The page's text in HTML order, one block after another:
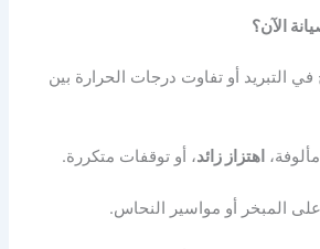
الآن؟
التبريد أو تفاوت درجات الحرارة بين
اهتزاز زائد، أو توقفات متكررة.
المبخر أو مواسير النحاس.